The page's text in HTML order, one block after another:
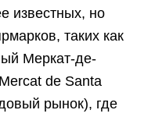
известных, но
таких как
Меркат-де-
de Santa
рынок), где